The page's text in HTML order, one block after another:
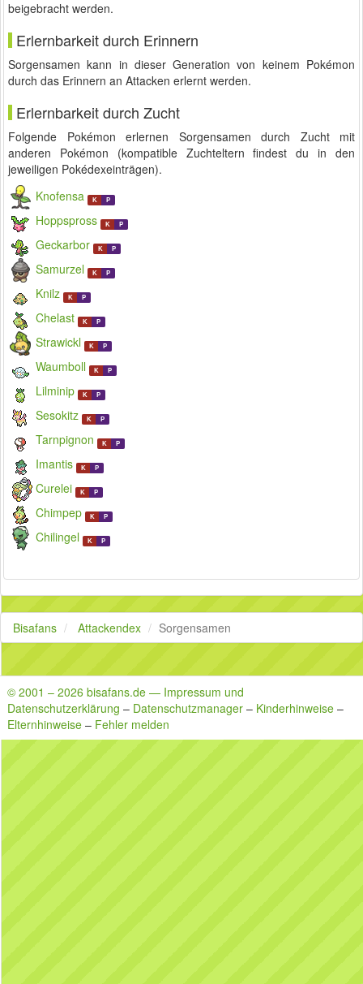
beigebracht werden.
Erlernbarkeit durch Erinnern
Sorgensamen kann in dieser Generation von keinem Pokémon
durch das Erinnern an Attacken erlernt werden.
Erlernbarkeit durch Zucht
Folgende Pokémon erlernen Sorgensamen durch Zucht mit
anderen Pokémon (kompatible Zuchteltern findest du in den
jeweiligen Pokédexeinträgen).
Knofensa
K P
Hoppspross K P
Geckarbor K P
Samurzel K P
Knilz K P
Chelast K P
Strawickl K P
Waumboll K P
Lilminip K P
Sesokitz K P
Tarnpignon K P
Imantis K P
Curelei K P
Chimpep K P
Chilingel K P
Bisafans Attackendex Sorgensamen
© 2001 – 2026 bisafans.de — Impressum und
Datenschutzerklärung – Datenschutzmanager – Kinderhinweise –
Elternhinweise – Fehler melden